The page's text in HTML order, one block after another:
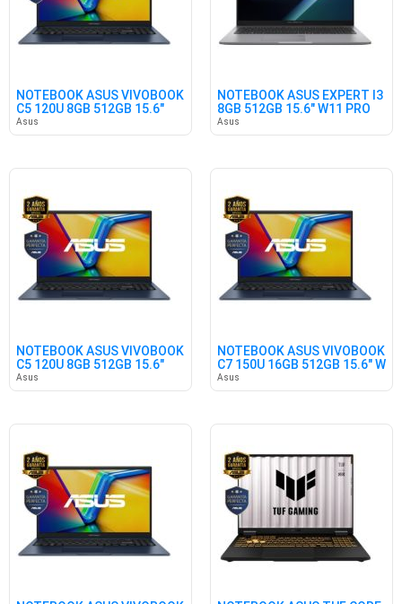
NOTEBOOK ASUS VIVOBOOK
C5 120U 8GB 512GB 15.6"
WIN
Asus
NOTEBOOK ASUS EXPERT I3
8GB 512GB 15.6" W11 PRO
Asus
NOTEBOOK ASUS VIVOBOOK
C5 120U 8GB 512GB 15.6"
W11
Asus
NOTEBOOK ASUS VIVOBOOK
C7 150U 16GB 512GB 15.6" W
Asus